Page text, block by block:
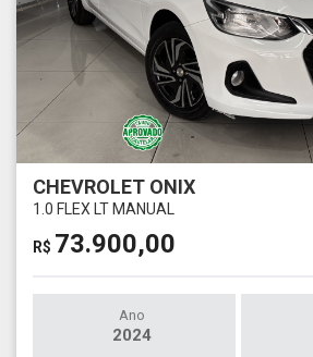
CHEVROLET ONIX
1.0 FLEX LT MANUAL
R$ 73.900,00
Ano
2024